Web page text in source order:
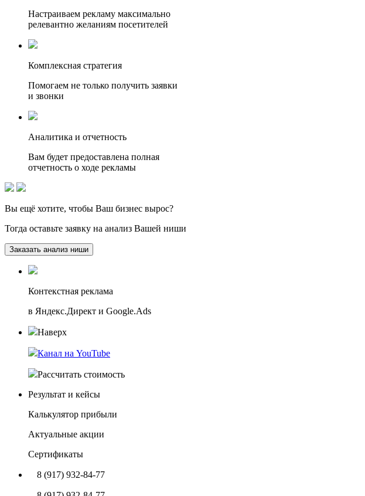
Настраиваем рекламу максимально
релевантно желаниям посетителей
Комплексная стратегия
Помогаем не только получить заявки
и звонки
Аналитика и отчетность
Вам будет предоставлена полная
отчетность о ходе рекламы
Вы ещё хотите, чтобы Ваш бизнес вырос?
Тогда оставьте заявку на анализ Вашей ниши
Заказать анализ ниши
Контекстная реклама
в Яндекс.Директ и Google.Ads
Наверх
Канал на YouTube
Рассчитать стоимость
Результат и кейсы
Калькулятор прибыли
Актуальные акции
Сертификаты
8 (917) 932-84-77